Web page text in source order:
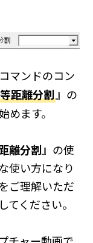
マンドのコン
等距離分割』の
めます。
離分割』の使
使い方になり
ご理解いただ
ください。